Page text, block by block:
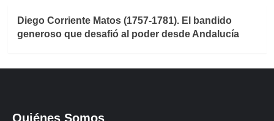
Diego Corriente Matos (1757-1781). El bandido
generoso que desafió al poder desde Andalucía
Quiénes Somos